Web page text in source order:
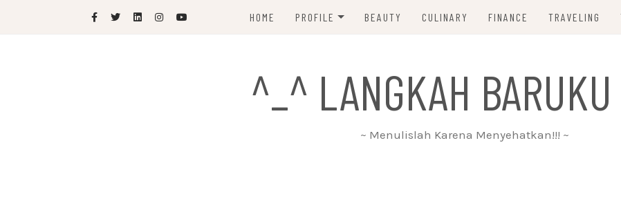
HOME PROFILE
DISCLAIMER
PRIVACY POLICY
BEAUTY CULINARY FINANCE TRAVELING
^_^ LANGKAH
~ Menulislah Karena Menyehatkan!!! ~